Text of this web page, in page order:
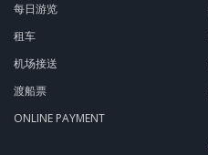
每日游览
租车
机场接送
渡船票
ONLINE PAYMENT